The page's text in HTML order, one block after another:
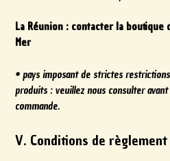
La Réunion : contacter la
Mer
* pays imposant de strictes
produits : veuillez nous consulter
commande.
V. Conditions de règlement